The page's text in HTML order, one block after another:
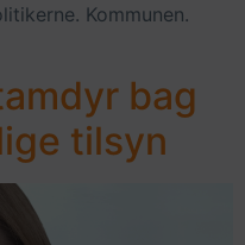
Kommunen.
bag
tilsyn